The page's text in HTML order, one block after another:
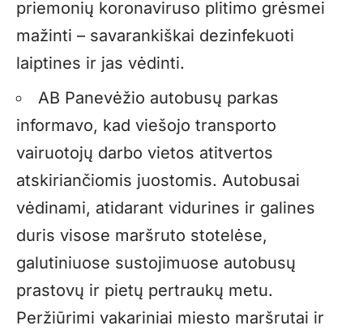
priemonių koronaviruso plitimo grėsmei
mažinti – savarankiškai dezinfekuoti
laiptines ir jas vėdinti.
AB Panevėžio autobusų parkas
informavo, kad viešojo transporto
vairuotojų darbo vietos atitvertos
atskiriančiomis juostomis. Autobusai
vėdinami, atidarant vidurines ir galines
duris visose maršruto stotelėse,
galutiniuose sustojimuose autobusų
prastovų ir pietų pertraukų metu.
Peržiūrimi vakariniai miesto maršrutai ir